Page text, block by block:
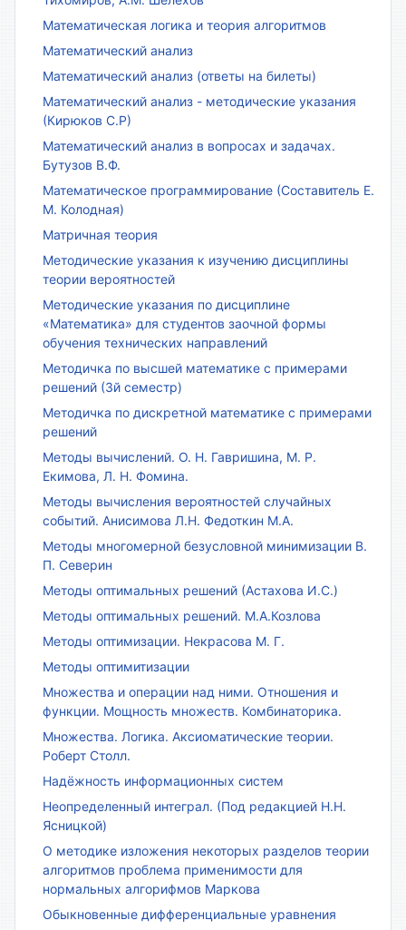
Математическая логика и теория алгоритмов
Математический анализ
Математический анализ (ответы на билеты)
Математический анализ - методические указания
(Кирюков С.Р)
Математический анализ в вопросах и задачах.
Бутузов В.Ф.
Математическое программирование (Составитель Е.
М. Колодная)
Матричная теория
Методические указания к изучению дисциплины
теории вероятностей
Методические указания по дисциплине
«Математика» для студентов заочной формы
обучения технических направлений
Методичка по высшей математике с примерами
решений (3й семестр)
Методичка по дискретной математике с примерами
решений
Методы вычислений. О. Н. Гавришина, М. Р.
Екимова, Л. Н. Фомина.
Методы вычисления вероятностей случайных
событий. Анисимова Л.Н. Федоткин М.А.
Методы многомерной безусловной минимизации В.
П. Северин
Методы оптимальных решений (Астахова И.С.)
Методы оптимальных решений. М.А.Козлова
Методы оптимизации. Некрасова М. Г.
Методы оптимитизации
Множества и операции над ними. Отношения и
функции. Мощность множеств. Комбинаторика.
Множества. Логика. Аксиоматические теории.
Роберт Столл.
Надёжность информационных систем
Неопределенный интеграл. (Под редакцией Н.Н.
Ясницкой)
О методике изложения некоторых разделов теории
алгоритмов проблема применимости для
нормальных алгорифмов Маркова
Обыкновенные дифференциальные уравнения